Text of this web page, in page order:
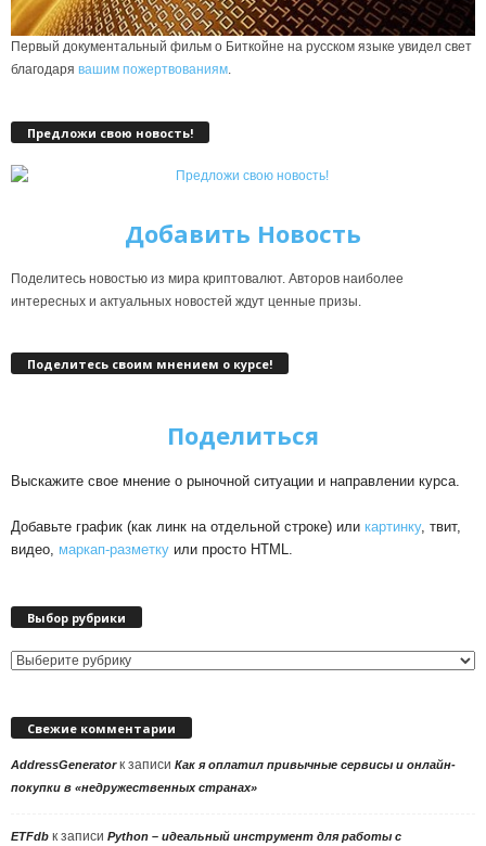
Первый документальный фильм о Биткойне на русском языке увидел свет
благодаря вашим пожертвованиям
Предложи свою новость!
Добавить Новость
Поделитесь новостью из мира криптовалют. Авторов наиболее
интересных и актуальных новостей ждут ценные призы.
Поделитесь своим мнением о курсе!
Поделиться
Выскажите свое мнение о рыночной ситуации и направлении курса.
Добавьте график (как линк на отдельной строке) или картинку, твит,
видео, маркап-разметку или просто HTML.
Выбор рубрики
Выбор
Свежие комментарии
AddressGeneratorк записи Как я оплатил привычные сервисы и онлайн-
покупки в «недружественных странах»
ETFdb к записи Python – идеальный инструмент для работы с